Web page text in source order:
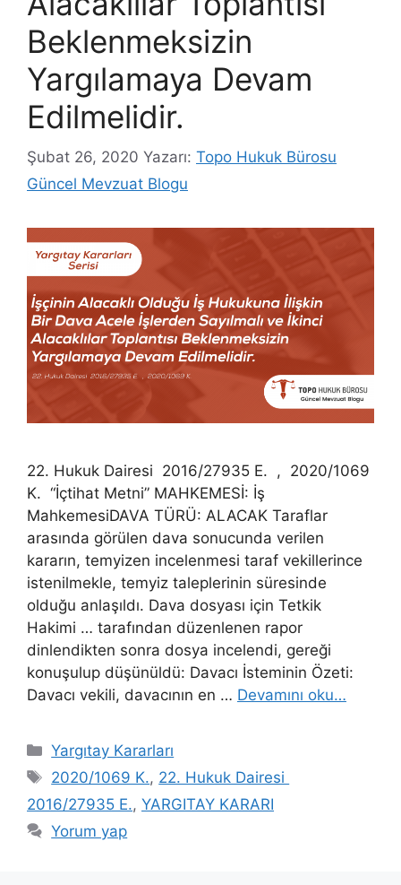
Beklenmeksizin
Yargılamaya Devam
Edilmelidir.
Şubat 26, 2020 Yazarı: Topo Hukuk Bürosu
Güncel Mevzuat Blogu
22. Hukuk Dairesi 2016/27935 E. , 2020/1069
K. “İçtihat Metni” MAHKEMESİ: İş
MahkemesiDAVA TÜRÜ: ALACAK Taraflar
arasında görülen dava sonucunda verilen
kararın, temyizen incelenmesi taraf vekillerince
istenilmekle, temyiz taleplerinin süresinde
olduğu anlaşıldı. Dava dosyası için Tetkik
Hakimi … tarafından düzenlenen rapor
dinlendikten sonra dosya incelendi, gereği
konuşulup düşünüldü: Davacı İsteminin Özeti:
Davacı vekili, davacının en … Devamını oku…
Kategoriler
Yargıtay Kararları
Etiketler
2020/1069 K., 22. Hukuk Dairesi
2016/27935 E., YARGITAY KARARI
Yorum yap